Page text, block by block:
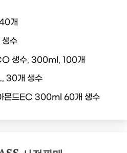
개
수
생수, 300ml, 100개
30개 생수
몬드EC 300ml 60개 생수